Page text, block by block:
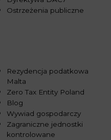
Ostrzeżenia publiczne
Rezydencja podatkowa
Malta
Zero Tax Entity Poland
Blog
Wywiad gospodarczy
Zagraniczne jednostki
kontrolowane